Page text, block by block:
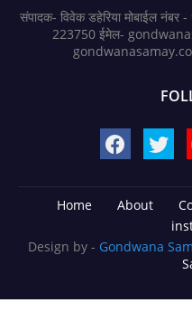
संपादक- विवेक डहेरिया मोबाईल
223750 ईमेल-
gondwanasamay.com
Home About
Design by - Gondwana